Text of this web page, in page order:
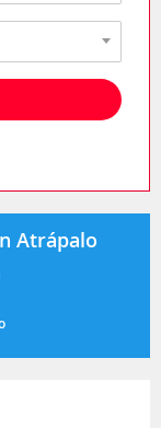
Atrápalo